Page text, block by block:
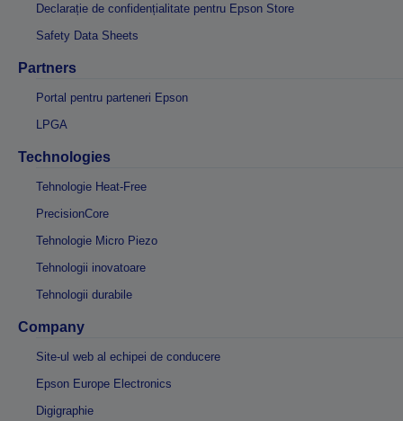
Declarație de confidențialitate pentru Epson Store
Safety Data Sheets
Partners
Portal pentru parteneri Epson
LPGA
Technologies
Tehnologie Heat-Free
PrecisionCore
Tehnologie Micro Piezo
Tehnologii inovatoare
Tehnologii durabile
Company
Site-ul web al echipei de conducere
Epson Europe Electronics
Digigraphie